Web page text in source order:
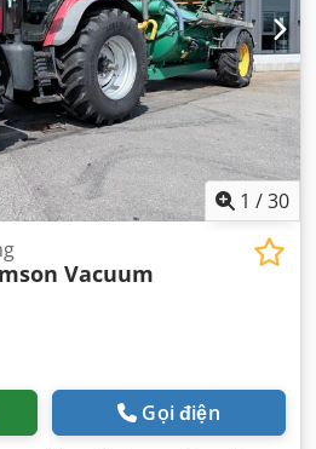
1 /30
Vacuum
Gọi điện